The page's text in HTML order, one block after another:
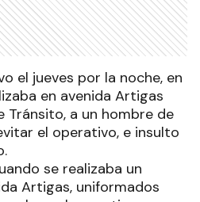
el jueves por la noche, en
en avenida Artigas
Tránsito, a un hombre de
el operativo, e insulto
se realizaba un
Artigas, uniformados